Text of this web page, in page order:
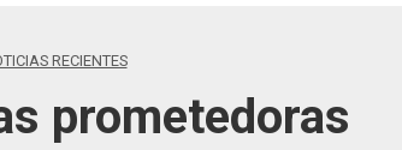
RECIENTES
prometedoras